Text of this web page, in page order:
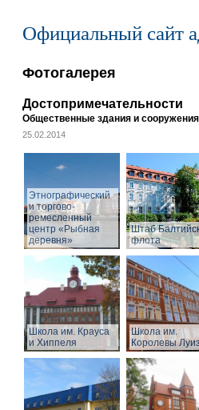
Официальный сайт
Фотогалерея
Достопримечательности
Общественные здания и сооружения
25.02.2014
Этнографический
и торгово-
ремесленный
центр «Рыбная
деревня»
Штаб
флота
Школа им. Крауса
и Хиппеля
Школа им.
Королевы